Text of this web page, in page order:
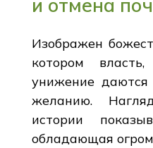
Изображен
котором
унижение
желанию.
истории
обладающая